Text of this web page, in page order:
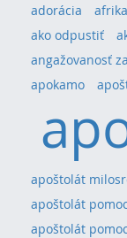
adorácia afrika
ako odpustiť
angažovanosť
apokamo
apoštolát
apoštolát
apoštolát